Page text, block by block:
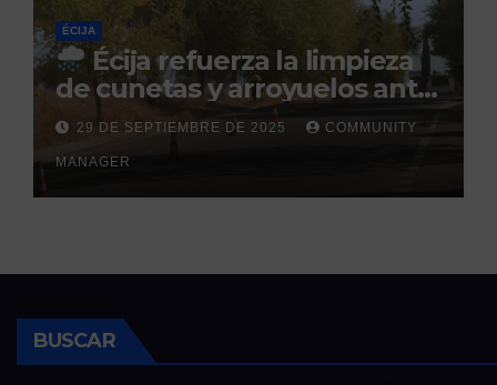
ÉCIJA
Écija refuerza la limpieza
de cunetas y arroyuelos ante
la llegada de las lluvias
otoñales
29 DE SEPTIEMBRE DE 2025 COMMUNITY
MANAGER
BUSCAR